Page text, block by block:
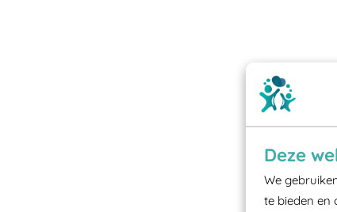
Deze
We
te bieden en